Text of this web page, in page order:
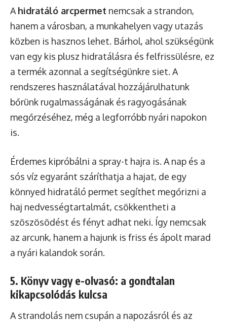
A hidratáló arcpermet nemcsak a strandon,
hanem a városban, a munkahelyen vagy utazás
közben is hasznos lehet. Bárhol, ahol szükségünk
van egy kis plusz hidratálásra és felfrissülésre, ez
a termék azonnal a segítségünkre siet. A
rendszeres használatával hozzájárulhatunk
bőrünk rugalmasságának és ragyogásának
megőrzéséhez, még a legforróbb nyári napokon
is.
Érdemes kipróbálni a spray-t hajra is. A nap és a
sós víz egyaránt száríthatja a hajat, de egy
könnyed hidratáló permet segíthet megőrizni a
haj nedvességtartalmát, csökkentheti a
szöszösödést és fényt adhat neki. Így nemcsak
az arcunk, hanem a hajunk is friss és ápolt marad
a nyári kalandok során.
5. Könyv vagy e-olvasó: a gondtalan
kikapcsolódás kulcsa
A strandolás nem csupán a napozásról és az